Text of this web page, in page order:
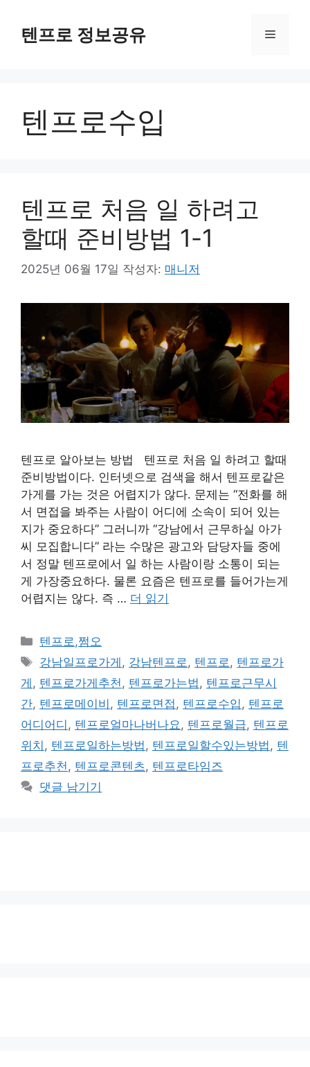
텐프로 정보공유 메
텐프로수입
텐프로 처음 일 하려고
할때 준비방법 1-1
2025년 06월 17일 작성자: 매니저
텐프로 알아보는 방법 텐프로 처음 일 하려고 할때
준비방법이다. 인터넷으로 검색을 해서 텐프로같은
가게를 가는 것은 어렵지가 않다. 문제는 “전화를 해
서 면접을 봐주는 사람이 어디에 소속이 되어 있는
지가 중요하다” 그러니까 “강남에서 근무하실 아가
씨 모집합니다” 라는 수많은 광고와 담당자들 중에
서 정말 텐프로에서 일 하는 사람이랑 소통이 되는
게 가장중요하다. 물론 요즘은 텐프로를 들어가는게
어렵지는 않다. 즉 … 더 읽기
카
테
리
텐프로,쩜오
태
그
강남일프로가게 , 강남텐프로, 텐프로, 텐프로가
게 , 텐프로가게추천, 텐프로가는법, 텐프로근무시
간, 텐프로메이비 , 텐프로면접, 텐프로수입, 텐프로
어디어디 , 텐프로얼마나버나요, 텐프로월급, 텐프로
위치 , 텐프로일하는방법, 텐프로일할수있는방법, 텐
프로추천, 텐프로콘텐츠, 텐프로타임즈
댓글 남기기